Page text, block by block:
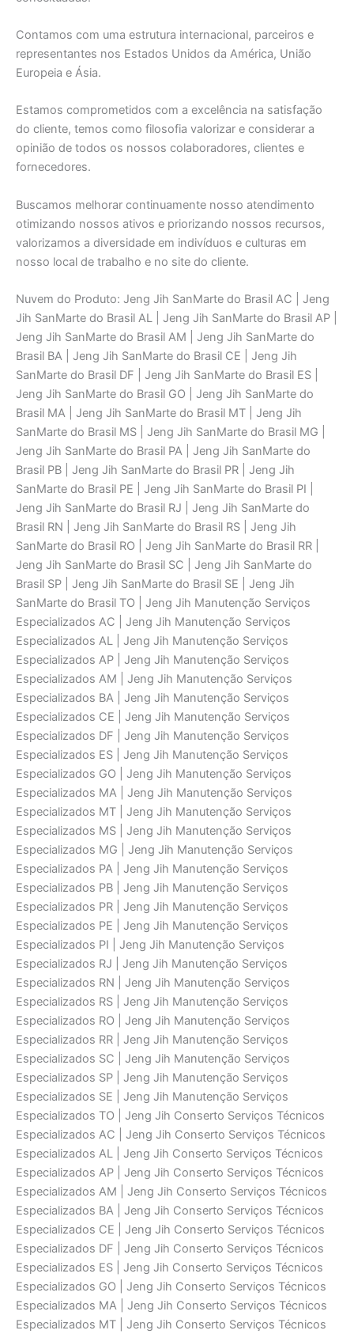
Contamos com uma estrutura internacional, parceiros e
representantes nos Estados Unidos da América, União
Europeia e Ásia.
Estamos comprometidos com a excelência na satisfação
do cliente, temos como filosofia valorizar e considerar a
opinião de todos os nossos colaboradores, clientes e
fornecedores.
Buscamos melhorar continuamente nosso atendimento
otimizando nossos ativos e priorizando nossos recursos,
valorizamos a diversidade em indivíduos e culturas em
nosso local de trabalho e no site do cliente.
Nuvem do Produto: Jeng Jih SanMarte do Brasil AC | Jeng
Jih SanMarte do Brasil AL | Jeng Jih SanMarte do Brasil AP |
Jeng Jih SanMarte do Brasil AM | Jeng Jih SanMarte do
Brasil BA | Jeng Jih SanMarte do Brasil CE | Jeng Jih
SanMarte do Brasil DF | Jeng Jih SanMarte do Brasil ES |
Jeng Jih SanMarte do Brasil GO | Jeng Jih SanMarte do
Brasil MA | Jeng Jih SanMarte do Brasil MT | Jeng Jih
SanMarte do Brasil MS | Jeng Jih SanMarte do Brasil MG |
Jeng Jih SanMarte do Brasil PA | Jeng Jih SanMarte do
Brasil PB | Jeng Jih SanMarte do Brasil PR | Jeng Jih
SanMarte do Brasil PE | Jeng Jih SanMarte do Brasil PI |
Jeng Jih SanMarte do Brasil RJ | Jeng Jih SanMarte do
Brasil RN | Jeng Jih SanMarte do Brasil RS | Jeng Jih
SanMarte do Brasil RO | Jeng Jih SanMarte do Brasil RR |
Jeng Jih SanMarte do Brasil SC | Jeng Jih SanMarte do
Brasil SP | Jeng Jih SanMarte do Brasil SE | Jeng Jih
SanMarte do Brasil TO | Jeng Jih Manutenção Serviços
Especializados AC | Jeng Jih Manutenção Serviços
Especializados AL | Jeng Jih Manutenção Serviços
Especializados AP | Jeng Jih Manutenção Serviços
Especializados AM | Jeng Jih Manutenção Serviços
Especializados BA | Jeng Jih Manutenção Serviços
Especializados CE | Jeng Jih Manutenção Serviços
Especializados DF | Jeng Jih Manutenção Serviços
Especializados ES | Jeng Jih Manutenção Serviços
Especializados GO | Jeng Jih Manutenção Serviços
Especializados MA | Jeng Jih Manutenção Serviços
Especializados MT | Jeng Jih Manutenção Serviços
Especializados MS | Jeng Jih Manutenção Serviços
Especializados MG | Jeng Jih Manutenção Serviços
Especializados PA | Jeng Jih Manutenção Serviços
Especializados PB | Jeng Jih Manutenção Serviços
Especializados PR | Jeng Jih Manutenção Serviços
Especializados PE | Jeng Jih Manutenção Serviços
Especializados PI | Jeng Jih Manutenção Serviços
Especializados RJ | Jeng Jih Manutenção Serviços
Especializados RN | Jeng Jih Manutenção Serviços
Especializados RS | Jeng Jih Manutenção Serviços
Especializados RO | Jeng Jih Manutenção Serviços
Especializados RR | Jeng Jih Manutenção Serviços
Especializados SC | Jeng Jih Manutenção Serviços
Especializados SP | Jeng Jih Manutenção Serviços
Especializados SE | Jeng Jih Manutenção Serviços
Especializados TO | Jeng Jih Conserto Serviços Técnicos
Especializados AC | Jeng Jih Conserto Serviços Técnicos
Especializados AL | Jeng Jih Conserto Serviços Técnicos
Especializados AP | Jeng Jih Conserto Serviços Técnicos
Especializados AM | Jeng Jih Conserto Serviços Técnicos
Especializados BA | Jeng Jih Conserto Serviços Técnicos
Especializados CE | Jeng Jih Conserto Serviços Técnicos
Especializados DF | Jeng Jih Conserto Serviços Técnicos
Especializados ES | Jeng Jih Conserto Serviços Técnicos
Especializados GO | Jeng Jih Conserto Serviços Técnicos
Especializados MA | Jeng Jih Conserto Serviços Técnicos
Especializados MT | Jeng Jih Conserto Serviços Técnicos